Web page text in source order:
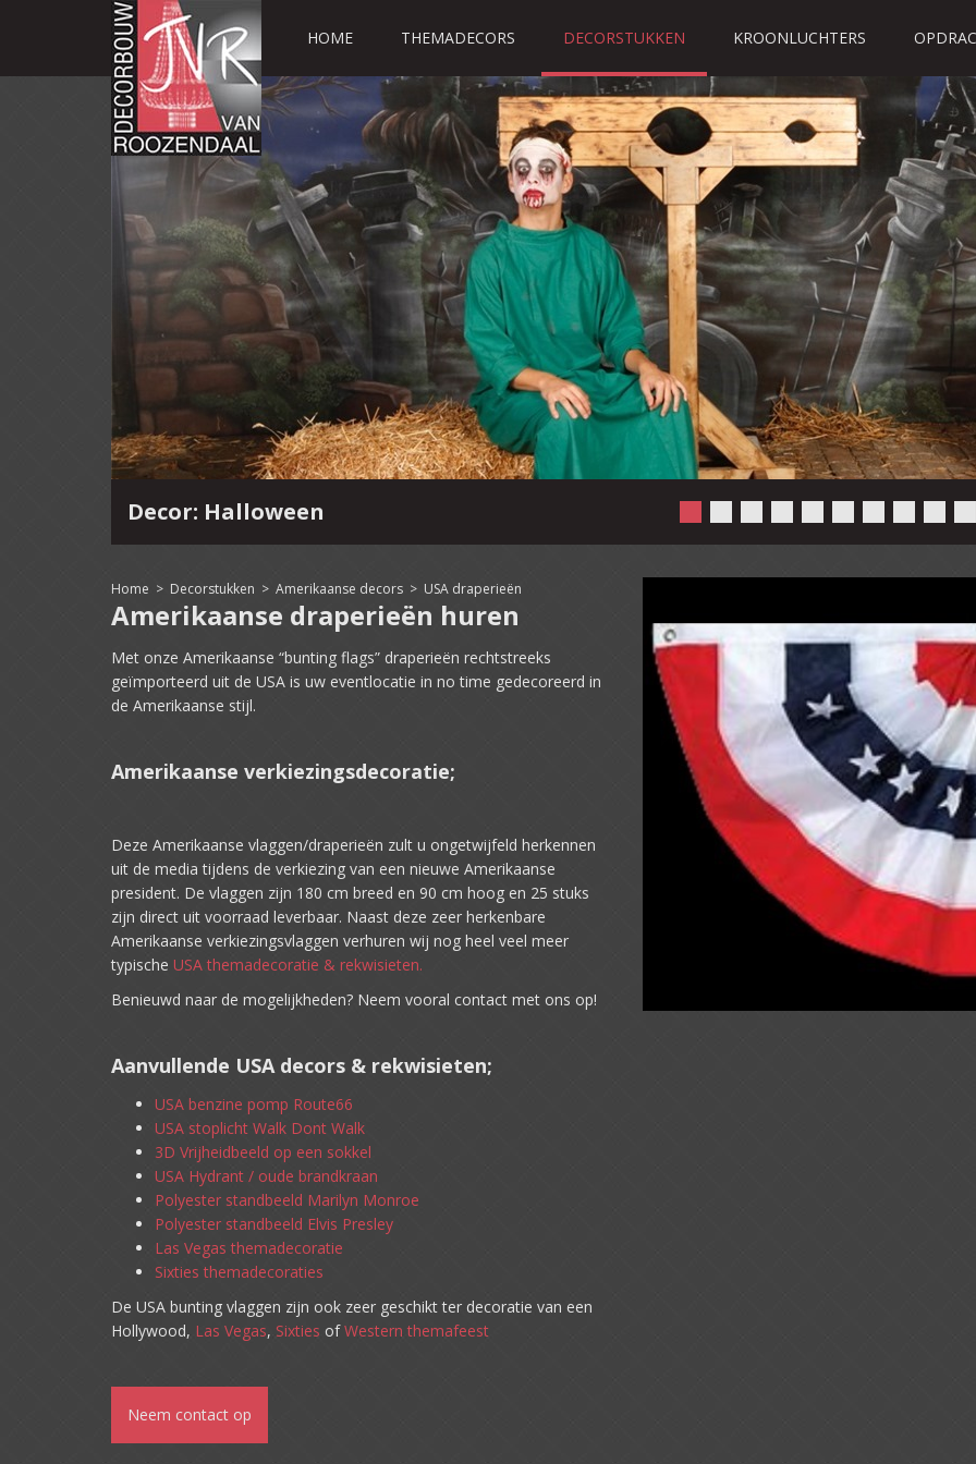
HOME THEMADECORS DECORSTUKKEN KROONLUCHTERS
Decor: Halloween
Home > Decorstukken > Amerikaanse decors > USA draperieën
Amerikaanse draperieën huren
Met onze Amerikaanse “bunting flags” draperieën rechtstreeks
geïmporteerd uit de USA is uw eventlocatie in no time gedecoreerd in
de Amerikaanse stijl.
Amerikaanse verkiezingsdecoratie;
Deze Amerikaanse vlaggen/draperieën zult u ongetwijfeld herkennen
uit de media tijdens de verkiezing van een nieuwe Amerikaanse
president. De vlaggen zijn 180 cm breed en 90 cm hoog en 25 stuks
zijn direct uit voorraad leverbaar. Naast deze zeer herkenbare
Amerikaanse verkiezingsvlaggen verhuren wij nog heel veel meer
typische USA themadecoratie & rekwisieten.
Benieuwd naar de mogelijkheden? Neem vooral contact met ons op!
Aanvullende USA decors & rekwisieten;
USA benzine pomp Route66
USA stoplicht Walk Dont Walk
3D Vrijheidbeeld op een sokkel
USA Hydrant / oude brandkraan
Polyester standbeeld Marilyn Monroe
Polyester standbeeld Elvis Presley
Las Vegas themadecoratie
Sixties themadecoraties
De USA bunting vlaggen zijn ook zeer geschikt ter decoratie van een
Hollywood, Las Vegas, Sixties ofWestern themafeest
Neem contact op